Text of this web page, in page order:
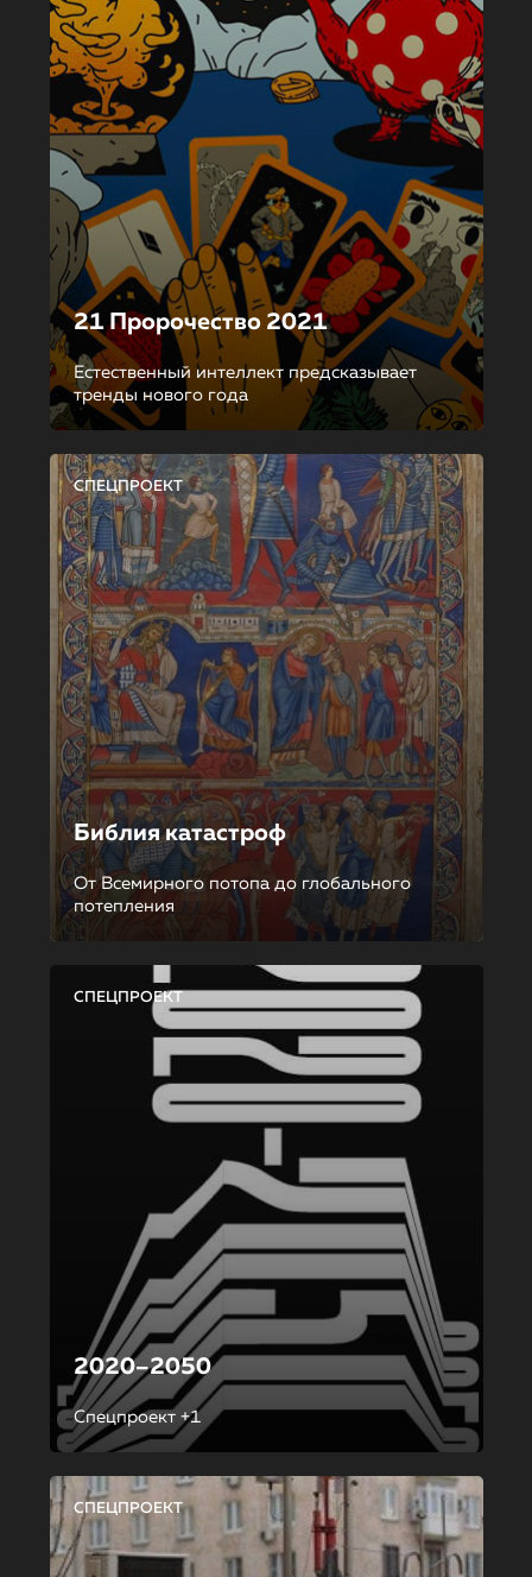
21 Пророчество 2021
Естественный интеллект предсказывает
тренды нового года
СПЕЦПРОЕКТ
Библия катастроф
От Всемирного потопа до глобального
потепления
СПЕЦПРОЕКТ
2020–2050
Спецпроект +1
СПЕЦПРОЕКТ